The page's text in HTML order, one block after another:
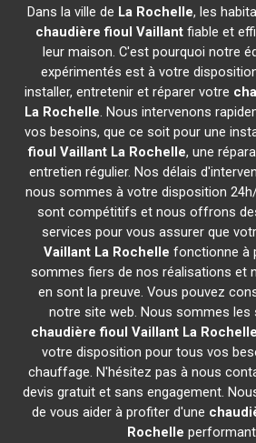
Dans la ville de La Rochelle, les
chaudière fioul Vaillantfiable et
leur maison. C'est pourquoi notre
expérimentés est à votre
installer, entretenir et réparer votre
La Rochelle. Nous intervenons
vos besoins, que ce soit pour une
fioul Vaillant La Rochelle, une
entretien régulier. Nos délais
nous sommes à votre disposition
sont compétitifs et nous offrons
services pour vous assurer que
Vaillant La Rochelle fonctionne à
sommes fiers de nos réalisations et
en sont la preuve. Vous pouvez
notre site web. Nous sommes les
chaudière fioul Vaillant La Rochelle
votre disposition pour tous vos
chauffage. N'hésitez pas à nous
devis gratuit et sans engagement.
de vous aider à profiter d'une
Rochelle